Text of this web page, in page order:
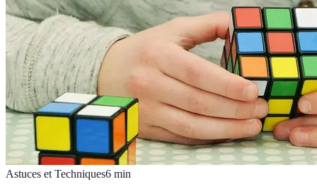
Astuces et Techniques6 min